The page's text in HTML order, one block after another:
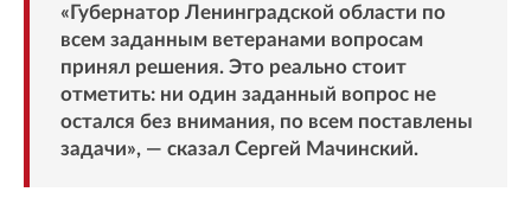
«Губернатор Ленинградской области по
всем заданным ветеранами вопросам
принял решения. Это реально стоит
отметить: ни один заданный вопрос не
остался без внимания, по всем поставлены
задачи», — сказал Сергей Мачинский.